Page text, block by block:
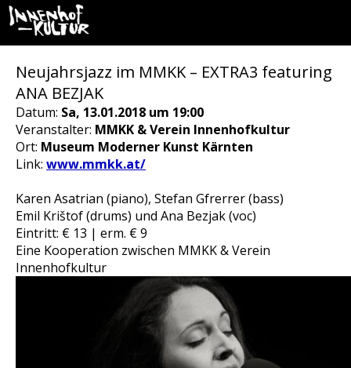
Neujahrsjazz im MMKK – EXTRA3 featuring
ANA BEZJAK
Datum: Sa, 13.01.2018 um 19:00
Veranstalter: MMKK & Verein Innenhofkultur
Ort: Museum Moderner Kunst Kärnten
Link: www.mmkk.at/
Karen Asatrian (piano), Stefan Gfrerrer (bass)
Emil Krištof (drums) und Ana Bezjak (voc)
Eintritt: € 13 | erm. € 9
Eine Kooperation zwischen MMKK & Verein
Innenhofkultur